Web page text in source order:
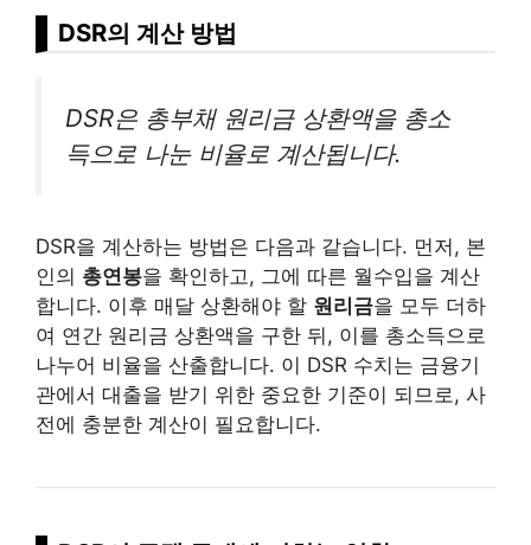
DSR의 계산 방법
DSR은 총부채 원리금 상환액을 총소
득으로 나눈 비율로 계산됩니다.
DSR을 계산하는 방법은 다음과 같습니다. 먼저, 본
인의 총연봉을 확인하고, 그에 따른 월수입을 계산
합니다. 이후 매달 상환해야 할 원리금을 모두 더하
여 연간 원리금 상환액을 구한 뒤, 이를 총소득으로
나누어 비율을 산출합니다. 이 DSR 수치는 금융기
관에서 대출을 받기 위한 중요한 기준이 되므로, 사
전에 충분한 계산이 필요합니다.